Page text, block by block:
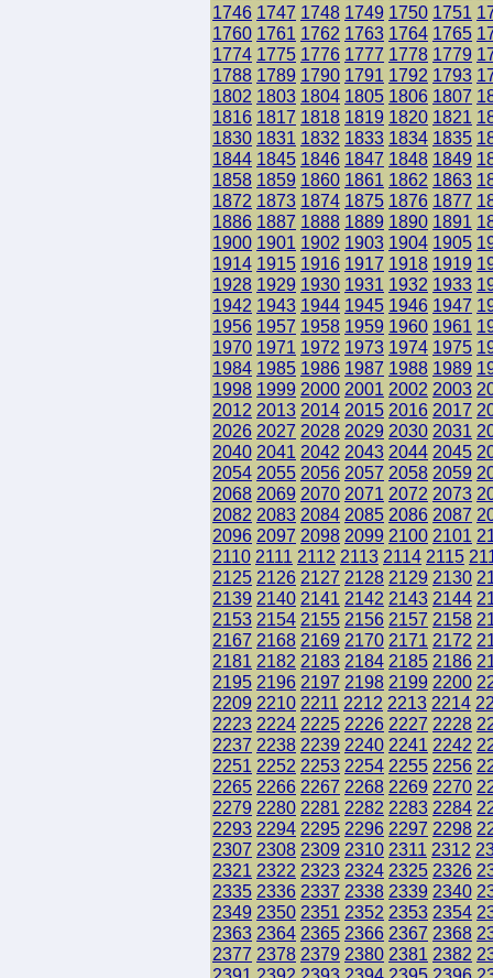
1746 1747 1748 1749 1750 1751
1760 1761 1762 1763 1764 1765
1774 1775 1776 1777 1778 1779
1788 1789 1790 1791 1792 1793
1802 1803 1804 1805 1806 1807
1816 1817 1818 1819 1820 1821
1830 1831 1832 1833 1834 1835
1844 1845 1846 1847 1848 1849
1858 1859 1860 1861 1862 1863
1872 1873 1874 1875 1876 1877
1886 1887 1888 1889 1890 1891
1900 1901 1902 1903 1904 1905
1914 1915 1916 1917 1918 1919
1928 1929 1930 1931 1932 1933
1942 1943 1944 1945 1946 1947
1956 1957 1958 1959 1960 1961
1970 1971 1972 1973 1974 1975
1984 1985 1986 1987 1988 1989
1998 1999 2000 2001 2002 2003
2012 2013 2014 2015 2016 2017
2026 2027 2028 2029 2030 2031
2040 2041 2042 2043 2044 2045
2054 2055 2056 2057 2058 2059
2068 2069 2070 2071 2072 2073
2082 2083 2084 2085 2086 2087
2096 2097 2098 2099 2100 2101
2110 2111 2112 2113 2114 2115
2125 2126 2127 2128 2129 2130
2139 2140 2141 2142 2143 2144
2153 2154 2155 2156 2157 2158
2167 2168 2169 2170 2171 2172
2181 2182 2183 2184 2185 2186
2195 2196 2197 2198 2199 2200
2209 2210 2211 2212 2213 2214
2223 2224 2225 2226 2227 2228
2237 2238 2239 2240 2241 2242
2251 2252 2253 2254 2255 2256
2265 2266 2267 2268 2269 2270
2279 2280 2281 2282 2283 2284
2293 2294 2295 2296 2297 2298
2307 2308 2309 2310 2311 2312
2321 2322 2323 2324 2325 2326
2335 2336 2337 2338 2339 2340
2349 2350 2351 2352 2353 2354
2363 2364 2365 2366 2367 2368
2377 2378 2379 2380 2381 2382